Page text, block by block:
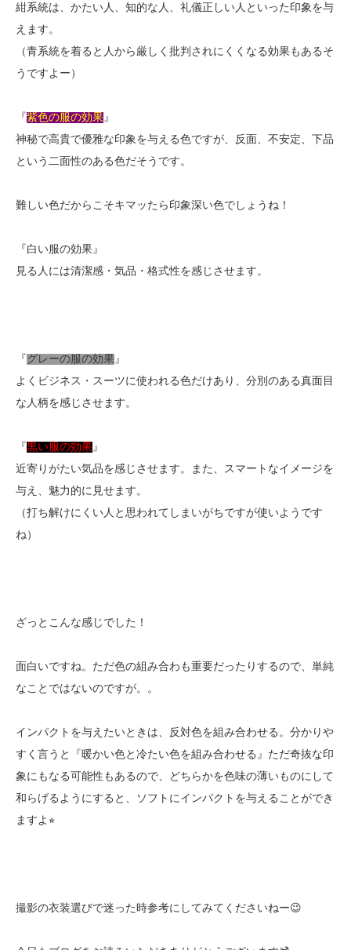
紺系統は、かたい人、知的な人、礼儀正しい人といった印象を与
えます。
（青系統を着ると人から厳しく批判されにくくなる効果もあるそ
うですよー）
『紫色の服の効果』
神秘で高貴で優雅な印象を与える色ですが、反面、不安定、下品
という二面性のある色だそうです。
難しい色だからこそキマッたら印象深い色でしょうね！
『白い服の効果』
見る人には清潔感・気品・格式性を感じさせます。
『 グレーの服の効果 』
よくビジネス・スーツに使われる色だけあり、分別のある真面目
な人柄を感じさせます。
『黒い服の効果』
近寄りがたい気品を感じさせます。また、スマートなイメージを
与え、魅力的に見せます。
（打ち解けにくい人と思われてしまいがちですが使いようです
ね）
ざっとこんな感じでした！
面白いですね。ただ色の組み合わも重要だったりするので、単純
なことではないのですが。。
インパクトを与えたいときは、反対色を組み合わせる。分かりや
すく言うと『暖かい色と冷たい色を組み合わせる』ただ奇抜な印
象にもなる可能性もあるので、どちらかを色味の薄いものにして
和らげるようにすると、ソフトにインパクトを与えることができ
ますよ⭐︎
撮影の衣装選びで迷った時参考にしてみてくださいねー😉